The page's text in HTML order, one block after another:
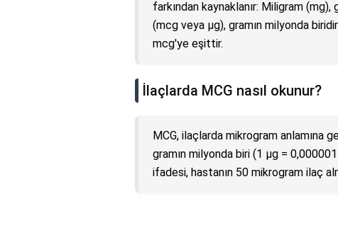
farkından kaynaklanır: Miligram
(mcg veya µg), gramın milyonda
mcg'ye eşittir.
İlaçlarda MCG nasıl okunur?
MCG, ilaçlarda mikrogram anlamına
gramın milyonda biri (1 µg =
ifadesi, hastanın 50 mikrogram ilaç